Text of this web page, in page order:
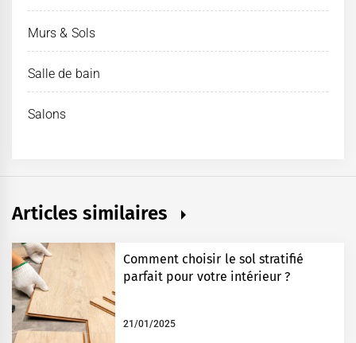
Murs & Sols
Salle de bain
Salons
Articles similaires
Comment choisir le sol stratifié
parfait pour votre intérieur ?
21/01/2025